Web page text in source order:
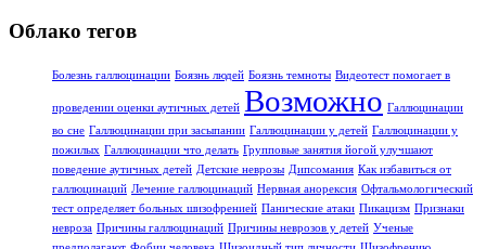
Облако тегов
Болезнь галлюцинации Боязнь людей Боязнь темноты Видеотест помогает в
проведении оценки аутичных детей Возможно Галлюцинации
во сне Галлюцинации при засыпании Галлюцинации у детей Галлюцинации у
пожилых Галлюцинации что делать Групповые занятия йогой улучшают
поведение аутичных детей Детские неврозы Дипсомания Как избавиться от
галлюцинаций Лечение галлюцинаций Нервная анорексия Офтальмологический
тест определяет больных шизофренией Панические атаки Пикацизм Признаки
невроза Причины галлюцинаций Причины неврозов у детей Ученые